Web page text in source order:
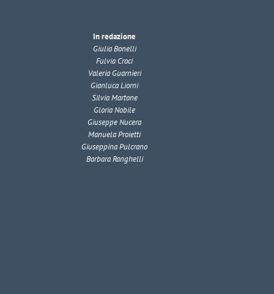
In redazione
Giulia Bonelli
Fulvia Croci
Valeria Guarnieri
Gianluca Liorni
Silvia Martone
Gloria Nobile
Giuseppe Nucera
Manuela Proietti
Giuseppina Pulcrano
Barbara Ranghelli